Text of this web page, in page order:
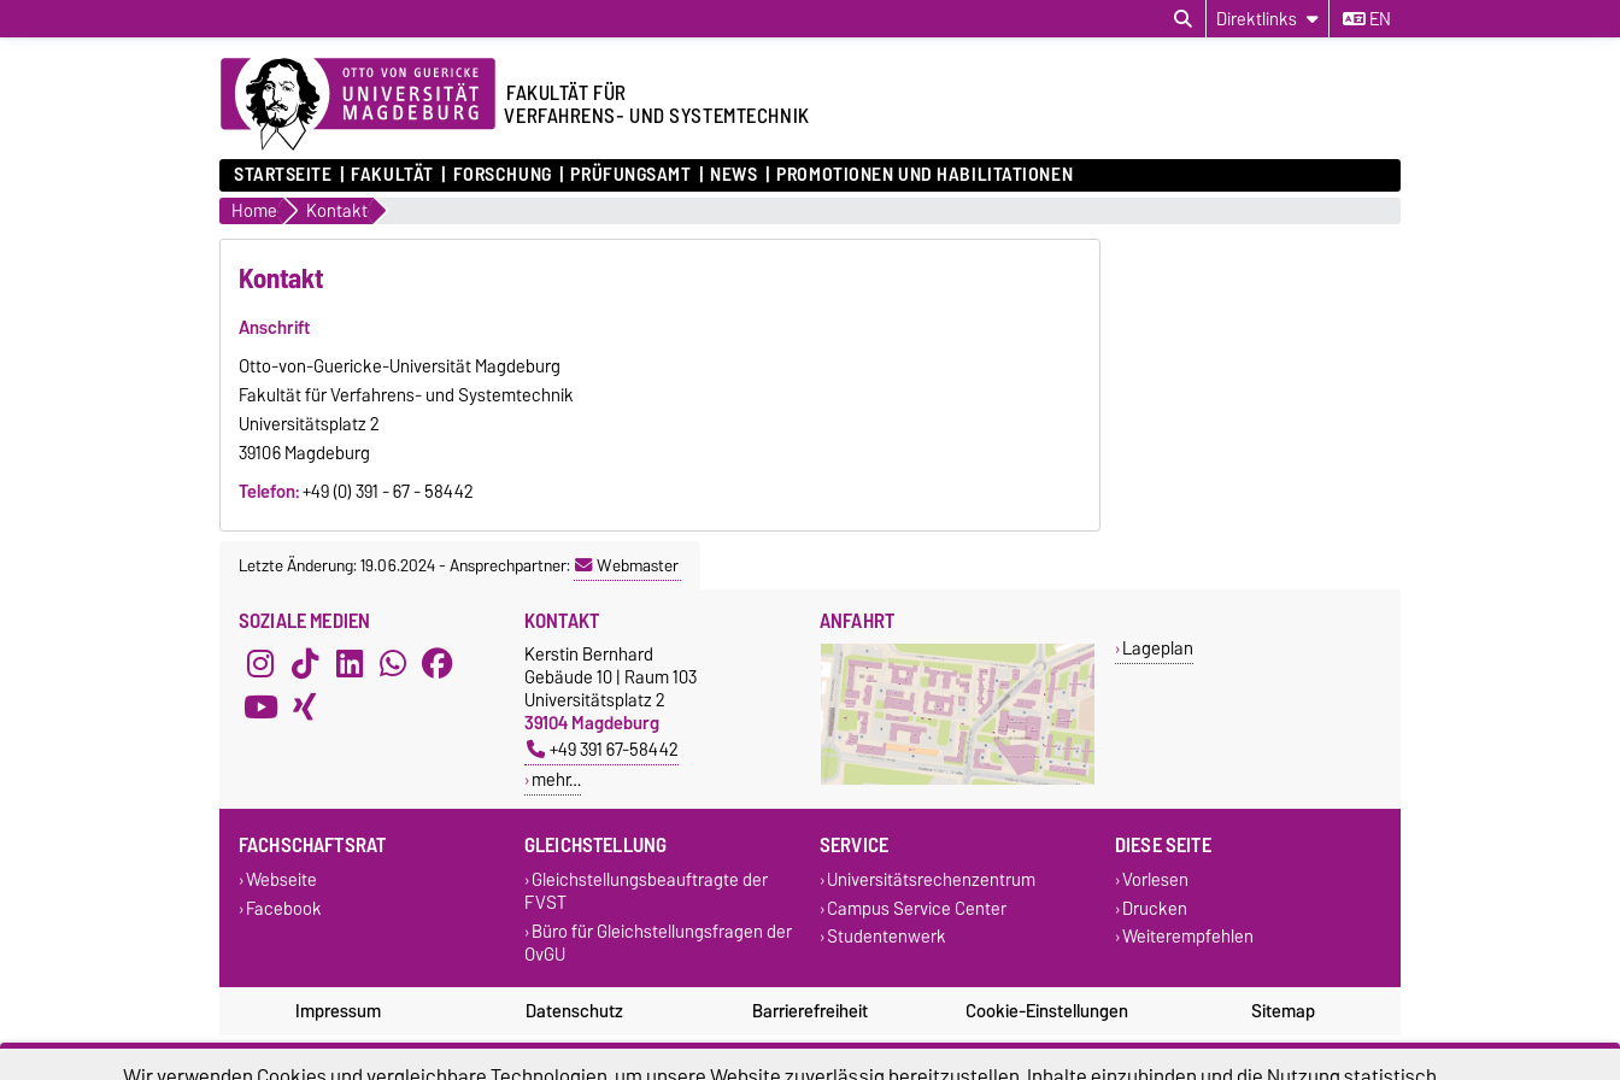
Direktlinks EN
FAKULTÄT FÜR
VERFAHRENS- UND SYSTEMTECHNIK
STARTSEITE FAKULTÄT FORSCHUNG PRÜFUNGSAMT NEWS PROMOTIONEN UND HABILITATIONEN
Home Kontakt
Kontakt
Anschrift
Otto-von-Guericke-Universität Magdeburg
Fakultät für Verfahrens- und Systemtechnik
Universitätsplatz 2
39106 Magdeburg
Telefon:+49 (0) 391 - 67 - 58442
Letzte Änderung: 19.06.2024-Ansprechpartner: Webmaster
SOZIALE MEDIEN KONTAKT
Kerstin Bernhard
Gebäude 10 | Raum 103
Universitätsplatz 2
39104 Magdeburg
+49 391 67-58442
mehr…
ANFAHRT
Lageplan
FACHSCHAFTSRAT
Webseite
Facebook
GLEICHSTELLUNG
Gleichstellungsbeauftragte der
FVST
Büro für Gleichstellungsfragen der
OvGU
SERVICE
Universitätsrechenzentrum
Campus Service Center
Studentenwerk
DIESE SEITE
Vorlesen
Drucken
Weiterempfehlen
Impressum Datenschutz Barrierefreiheit Cookie-Einstellungen Sitemap